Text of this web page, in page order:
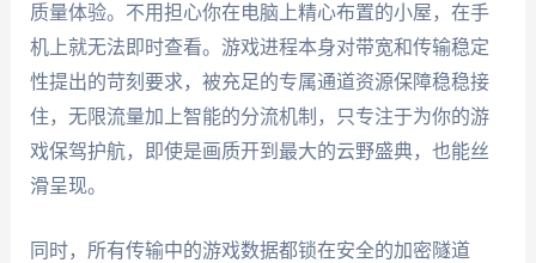
质量体验。不用担心你在电脑上精心布置的小屋，在手
机上就无法即时查看。游戏进程本身对带宽和传输稳定
性提出的苛刻要求，被充足的专属通道资源保障稳稳接
住，无限流量加上智能的分流机制，只专注于为你的游
戏保驾护航，即使是画质开到最大的云野盛典，也能丝
滑呈现。
同时，所有传输中的游戏数据都锁在安全的加密隧道